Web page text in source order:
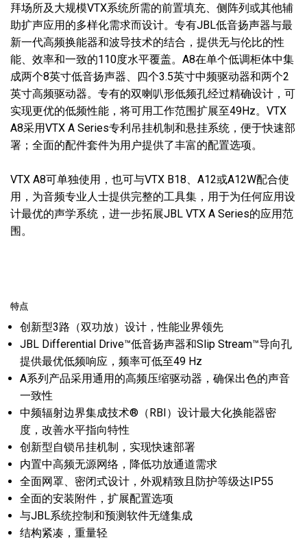
拜场所及大规模VTX系统所需的前置填充、侧阵列或其他辅
助扩声应用的多样化需求而设计。专有JBL低音扬声器与最
新一代高频换能器和波导技术的结合，提供无与伦比的性
能、效率和一致的110度水平覆盖。A8在单个低调柜体中集
成两个8英寸低音扬声器、四个3.5英寸中频驱动器和两个2
英寸高频驱动器。专有的双喇叭形低频孔经过精确设计，可
实现更优的低频性能，将可用工作范围扩展至49Hz。VTX
A8采用VTX A Series专利吊挂机制和悬挂系统，便于快速部
署；全面的配件套件为用户提供了丰富的配置选项。
VTX A8可单独使用，也可与VTX B18、A12或A12W配合使
用，为音频专业人士提供完整的工具集，用于为任何应用设
计最优的声学系统，进一步拓展JBL VTX A Series的应用范
围。
特点
创新型3路（双功放）设计，性能业界领先
JBL Differential Drive™低音扬声器和Slip Stream™导向孔
提供最优低频响应，频率可低至49 Hz
A系列产品采用通用的高频压缩驱动器，确保出色的声音
一致性
中频辐射边界集成技术®（RBI）设计最大化换能器密
度，改善水平指向特性
创新型自锁吊挂机制，实现快速部署
内置中高频无源网络，降低功放通道需求
全面网罩、密闭式设计，外观精致且防护等级达IP55
全面的安装附件，扩展配置选项
与JBL系统控制和预测软件无缝集成
结构紧凑，重量轻